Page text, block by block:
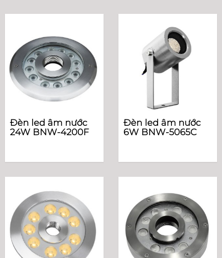
Đèn led âm nước
24W BNW-4200F
Đèn led âm nước
6W BNW-5065C